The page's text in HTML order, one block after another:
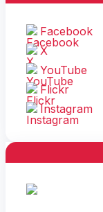
Facebook
X
YouTube
Flickr
Instagram